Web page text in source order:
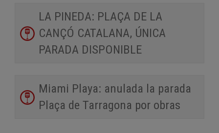
LA PINEDA: PLAÇA DE LA
CANÇÓ CATALANA, ÚNICA
PARADA DISPONIBLE
Miami Playa: anulada la parada
Plaça de Tarragona por obras